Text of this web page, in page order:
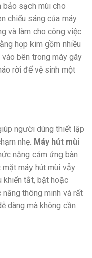
bảo sạch mùi cho
chiếu sáng của máy
và làm cho công việc
hợp kim gồm nhiều
bên trong máy gây
rời để vệ sinh một
người dùng thiết lập
nhẹ. Máy hút mùi
năng cảm ứng bàn
máy hút mùi vẫy
khiển tắt, bật hoặc
thông minh và rất
dàng mà không cần